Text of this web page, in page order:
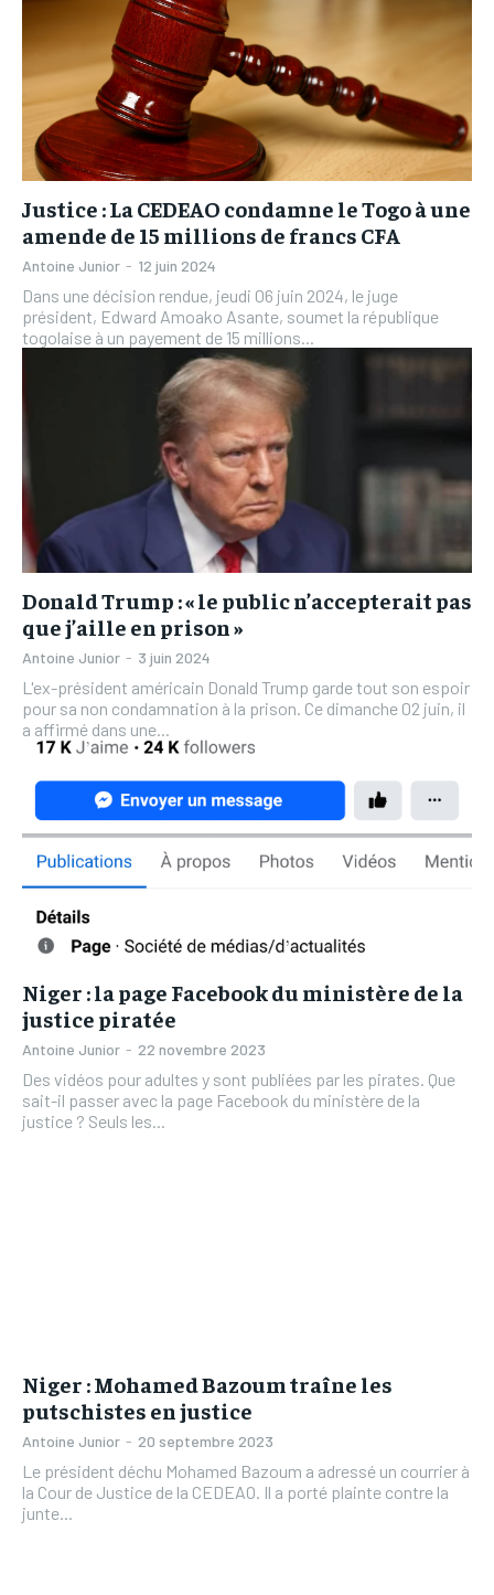
Justice : La CEDEAO condamne le Togo à une
amende de 15 millions de francs CFA
Antoine Junior - 12 juin 2024
Dans une décision rendue, jeudi 06 juin 2024, le juge
président, Edward Amoako Asante, soumet la république
togolaise à un payement de 15 millions...
Donald Trump : « le public n’accepterait pas
que j’aille en prison »
Antoine Junior - 3 juin 2024
L'ex-président américain Donald Trump garde tout son espoir
pour sa non condamnation à la prison. Ce dimanche 02 juin, il
a affirmé dans une...
Niger : la page Facebook du ministère de la
justice piratée
Antoine Junior - 22 novembre 2023
Des vidéos pour adultes y sont publiées par les pirates. Que
sait-il passer avec la page Facebook du ministère de la
justice ? Seuls les...
Niger : Mohamed Bazoum traîne les
putschistes en justice
Antoine Junior - 20 septembre 2023
Le président déchu Mohamed Bazoum a adressé un courrier à
la Cour de Justice de la CEDEAO. Il a porté plainte contre la
junte...